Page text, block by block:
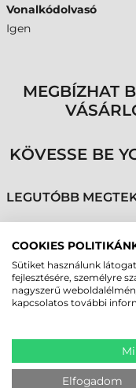
Vonalkódolvasó
Igen
MEGBÍZHAT
KÖVESSE BE
LEGUTÓBB
ZEBRA KÁBEL,
EGYENES, 2M
(TÁPELLÁTÁS:
KÜLSŐ
SZÜKSÉGES)
COOKIES
Sütiket használunk
fejlesztésére, személyre
nagyszerű
kapcsolatos további
Elfogadom